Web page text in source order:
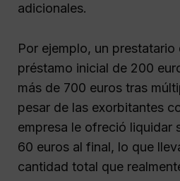
adicionales.
Por ejemplo, un
préstamo inicial de 200
más de 700 euros tras
pesar de las exorbitantes
empresa le ofreció liquidar
60 euros al final, lo que
cantidad total que